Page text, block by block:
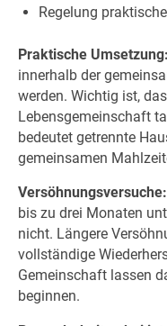
Regelung
Praktische Umsetzung:
innerhalb der
werden. Wichtig ist,
Lebensgemeinschaft
bedeutet getrennte
gemeinsamen
Versöhnungsversuche:
bis zu drei Monaten
nicht. Längere
vollständige
Gemeinschaft lassen
beginnen.